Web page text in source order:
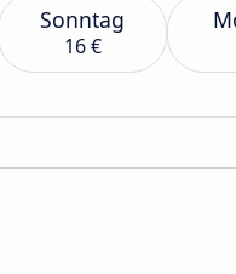
Sonntag
16 €